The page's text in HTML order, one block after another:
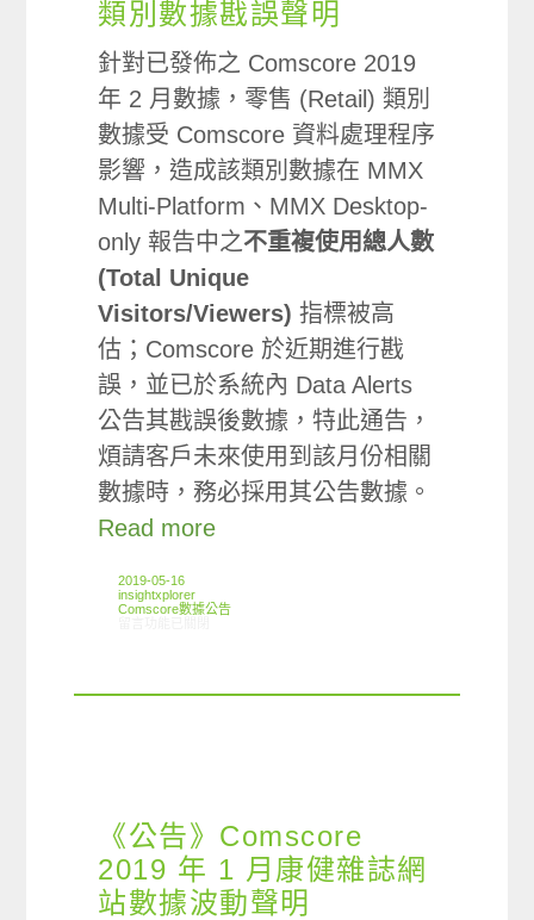
類別數據戡誤聲明
針對已發佈之 Comscore 2019
年 2 月數據，零售 (Retail) 類別
數據受 Comscore 資料處理程序
影響，造成該類別數據在 MMX
Multi-Platform、MMX Desktop-
only 報告中之不重複使用總人數
(Total Unique
Visitors/Viewers)指標被高
估；Comscore 於近期進行戡
誤，並已於系統內 Data Alerts
公告其戡誤後數據，特此通告，
煩請客戶未來使用到該月份相關
數據時，務必採用其公告數據。
Read more
2019-05-16
insightxplorer
Comscore數據公告
《公告》Comscore
2019 年 1 月康健雜誌網
站數據波動聲明